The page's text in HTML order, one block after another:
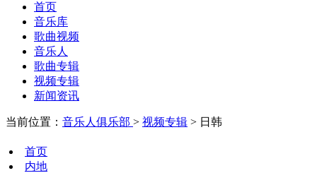
首页
音乐库
歌曲视频
音乐人
歌曲专辑
视频专辑
新闻资讯
当前位置： 音乐人俱乐部 > 视频专辑 > 日韩
首页
内地